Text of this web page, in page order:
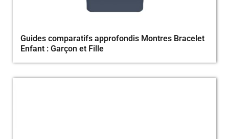
Guides comparatifs approfondis Montres Bracelet
Enfant : Garçon et Fille